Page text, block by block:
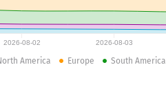
2026-08-02 2026-08-03
America Europe South America